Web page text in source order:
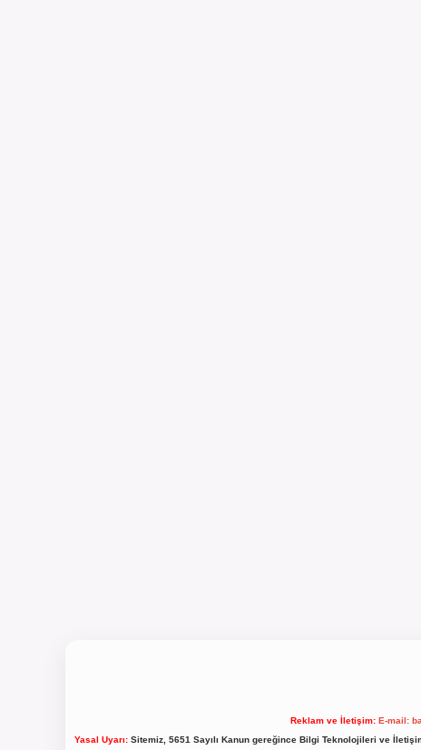
Reklam ve İletişim: E-mail:
Yasal Uyarı:Sitemiz, 5651 Sayılı Kanun gereğince Bilgi Teknolojileri ve